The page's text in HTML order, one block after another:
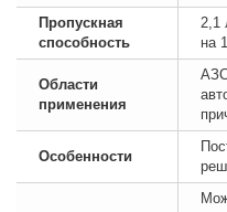
Пропускная
способность
2,1
на
Области
применения
Особенности